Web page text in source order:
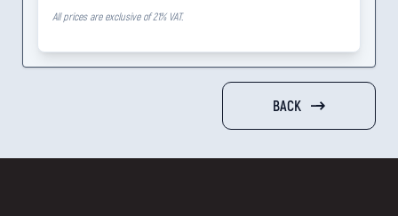
All prices are exclusive of 21% VAT.
BACK